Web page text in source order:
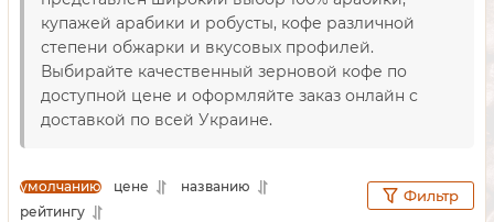
купажей арабики и робусты, кофе различной
степени обжарки и вкусовых профилей.
Выбирайте качественный зерновой кофе по
доступной цене и оформляйте заказ онлайн с
доставкой по всей Украине.
умолчанию цене
названию
рейтингу
Фильтр